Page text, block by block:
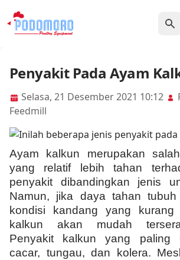
Penyakit Pada Ayam
Selasa, 21 Desember 2021 10:12
Feedmill
Ayam kalkun merupakan
yang relatif lebih tahan
penyakit dibandingkan jenis
Namun, jika daya tahan
kondisi kandang yang kurang
kalkun akan mudah
Penyakit kalkun yang paling
cacar, tungau, dan kolera.